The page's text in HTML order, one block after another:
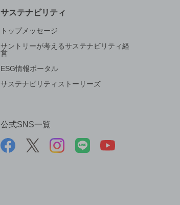
サステナビリティ
トップメッセージ
サントリーが考えるサステナビリティ経
営
ESG情報ポータル
サステナビリティストーリーズ
公式SNS一覧